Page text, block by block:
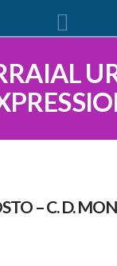
– C. D.